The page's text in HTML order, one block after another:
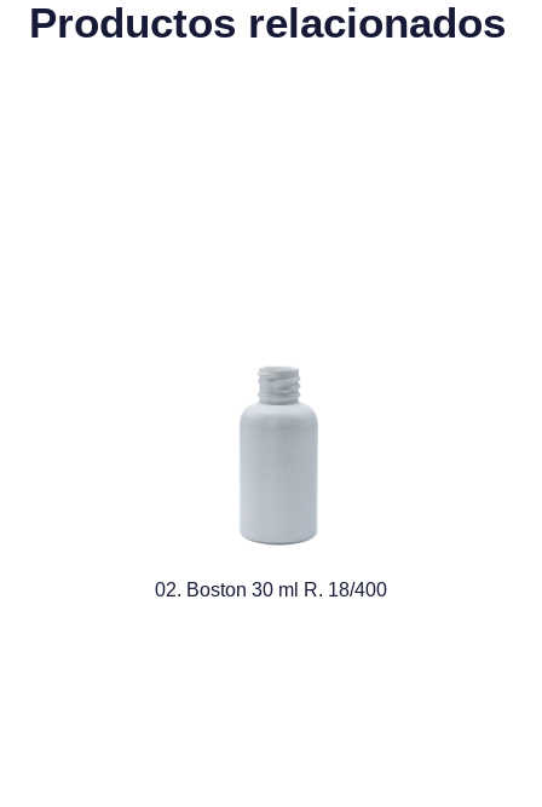
Productos relacionados
02. Boston 30 ml R. 18/400